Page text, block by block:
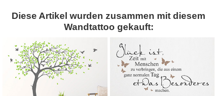
Diese Artikel wurden zusammen mit diesem
Wandtattoo gekauft: